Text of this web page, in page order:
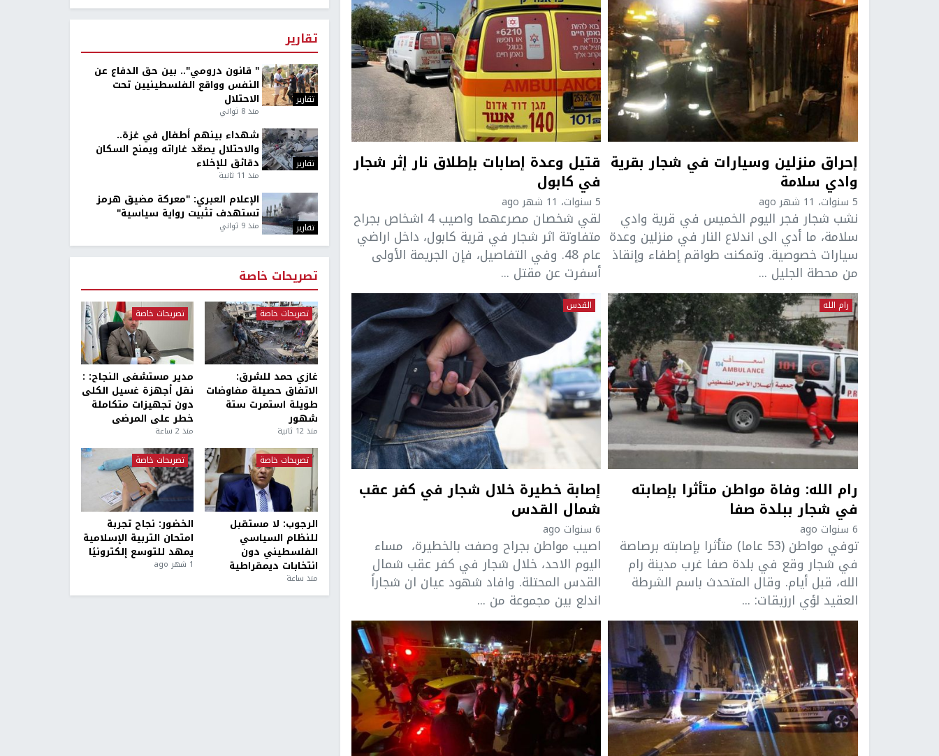
إحراق منزلين وسيارات في شجار بقرية
وادي سلامة
5 سنوات، 11 شهر ago
نشب شجار فجر اليوم الخميس في قرية وادي
سلامة، ما أدي الى اندلاع النار في منزلين وعدة
سيارات خصوصية. وتمكنت طواقم إطفاء وإنقاذ
من محطة الجليل ...
قتيل وعدة إصابات بإطلاق نار إثر شجار
في كابول
5 سنوات، 11 شهر ago
لقي شخصان مصرعهما واصيب 4 اشخاص بجراح
متفاوتة اثر شجار في قرية كابول، داخل اراضي
عام 48. وفي التفاصيل، فإن الجريمة الأولى
أسفرت عن مقتل ...
رام الله
رام الله: وفاة مواطن متأثرا بإصابته
في شجار ببلدة صفا
6 سنوات ago
توفي مواطن (53 عاما) متأثرا بإصابته برصاصة
في شجار وقع في بلدة صفا غرب مدينة رام
الله، قبل أيام. وقال المتحدث باسم الشرطة
العقيد لؤي ارزيقات: ...
القدس
إصابة خطيرة خلال شجار في كفر عقب
شمال القدس
6 سنوات ago
اصيب مواطن بجراح وصفت بالخطيرة، مساء
اليوم الاحد، خلال شجار في كفر عقب شمال
القدس المحتلة. وافاد شهود عيان ان شجاراً
اندلع بين مجموعة من ...
تقارير
تقارير
" قانون درومي".. بين حق الدفاع عن
النفس وواقع الفلسطينيين تحت
الاحتلال
منذ 8 ثواني
تقارير
شهداء بينهم أطفال في غزة..
والاحتلال يصعّد غاراته ويمنح السكان
دقائق للإخلاء
منذ 11 ثانية
تقارير
الإعلام العبري: "معركة مضيق هرمز
تستهدف تثبيت رواية سياسية"
منذ 9 ثواني
تصريحات خاصة
تصريحات خاصة
غازي حمد للشرق:
الاتفاق حصيلة مفاوضات
طويلة استمرت ستة
شهور
منذ 12 ثانية
تصريحات خاصة
مدير مستشفى النجاح: :
نقل أجهزة غسيل الكلى
دون تجهيزات متكاملة
خطر على المرضى
منذ 2 ساعة
تصريحات خاصة
الرجوب: لا مستقبل
للنظام السياسي
الفلسطيني دون
انتخابات ديمقراطية
منذ ساعة
تصريحات خاصة
الخضور: نجاح تجربة
امتحان التربية الإسلامية
يمهد للتوسع إلكترونيًا
1 شهر ago